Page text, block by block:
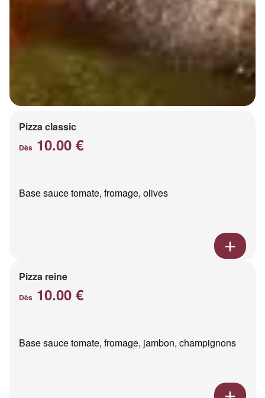
Pizza classic
Dès 10.00 €
Base sauce tomate, fromage, olives
Pizza reine
Dès 10.00 €
Base sauce tomate, fromage, jambon, champignons